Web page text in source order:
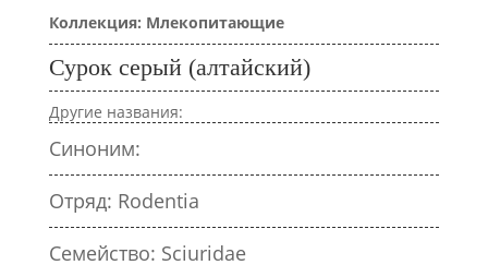
Коллекция: Млекопитающие
Сурок серый (алтайский)
Другие названия:
Синоним:
Отряд: Rodentia
Семейство: Sciuridae